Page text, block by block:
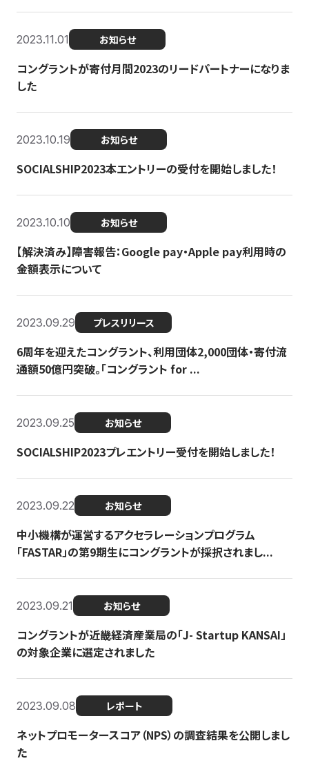
2023.11.01 お知らせ
コングラントが寄付月間2023のリードパートナーになりま
した
2023.10.19 お知らせ
SOCIALSHIP2023本エントリーの受付を開始しました！
2023.10.10 お知らせ
【解決済み】障害報告：Google pay・Apple pay利用時の
金額表示について
2023.09.29 プレスリリース
6周年を迎えたコングラント、利用団体2,000団体・寄付流
通額50億円突破。「コングラント for ...
2023.09.25 お知らせ
SOCIALSHIP2023プレエントリー受付を開始しました！
2023.09.22 お知らせ
中小機構が運営するアクセラレーションプログラム
「FASTAR」の第9期生にコングラントが採択されまし...
2023.09.21 お知らせ
コングラントが近畿経済産業局の「J- Startup KANSAI」
の対象企業に選定されました
2023.09.08 レポート
ネットプロモータースコア（NPS）の調査結果を公開しまし
た